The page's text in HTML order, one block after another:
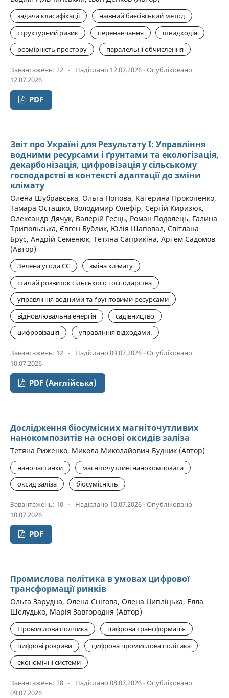
задача класифікації
наївний баєсівський метод
структурний ризик
перенавчання
швидкодія
розмірність простору
паралельні обчислення
Завантажень: 22 -
Надіслано 12.07.2026 - Опубліковано
12.07.2026
PDF
Звіт про Україні для Результату I: Управління
водними ресурсами і ґрунтами та екологізація,
декарбонізація, цифровізація у сільському
господарстві в контексті адаптації до зміни
клімату
Олена Шубравська, Ольга Попова, Катерина Прокопенко,
Тамара Осташко, Володимир Олефір, Сергій Киризюк,
Олександр Дячук, Валерій Геєць, Роман Подолець, Галина
Трипольська, Євген Бублик, Юлія Шаповал, Світлана
Брус, Андрій Семенюк, Тетяна Саприкіна, Артем Садомов
(Автор)
Зелена угода ЄС
зміна клімату
сталий розвиток сільського господарства
управління водними та ґрунтовими ресурсами
відновлювальна енергія
садівництво
цифровізація
управління відходами.
Завантажень: 12 -
Надіслано 09.07.2026 - Опубліковано
10.07.2026
PDF (Англійська)
Дослідження біосумісних магніточутливих
нанокомпозитів на основі оксидів заліза
Тетяна Риженко, Микола Миколайович Будник (Автор)
наночастинки
магніточутливі нанокомпозити
оксид заліза
біосумісність
Завантажень: 10 -
Надіслано 10.07.2026 - Опубліковано
10.07.2026
PDF
Промислова політика в умовах цифрової
трансформації ринків
Ольга Зарудна, Олена Снігова, Олена Ципліцька, Елла
Шелудько, Марія Завгородня (Автор)
Промислова політика
цифрова трансформація
цифрові розриви
цифрова промислова політика
економічні системи
Завантажень: 28 -
Надіслано 08.07.2026 - Опубліковано
09.07.2026